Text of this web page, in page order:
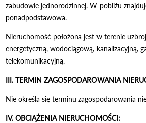
zabudowie jednorodzinnej. W pobliżu
ponadpodstawowa.
Nieruchomość położona jest w terenie
energetyczną, wodociągową, kanalizacyjną,
telekomunikacyjną.
III. TERMIN ZAGOSPODAROWANIA
Nie określa się terminu zagospodarowania
IV. OBCIĄŻENIA NIERUCHOMOŚCI: